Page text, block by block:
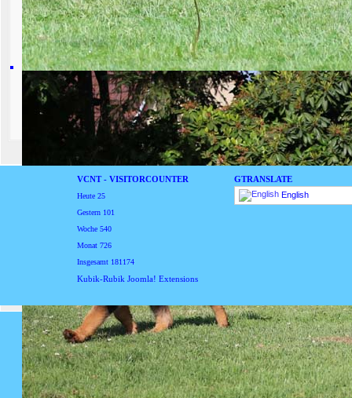
VCNT - VISITORCOUNTER
Heute25
Gestern 101
Woche540
Monat726
Insgesamt 181174
Kubik-Rubik Joomla! Extensions
GTRANSLATE
English